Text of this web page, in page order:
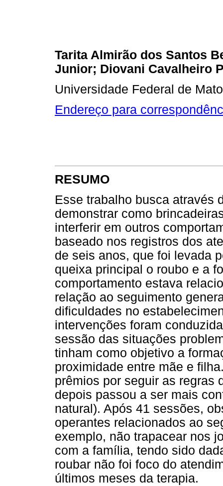
Tarita Almirão dos Santos
Junior; Diovani Cavalheiro
Universidade Federal de
Endereço para
RESUMO
Esse trabalho busca através
demonstrar como
interferir em outros
baseado nos registros dos
de seis anos, que foi levada
queixa principal o roubo e a
comportamento estava
relação ao seguimento
dificuldades no
intervenções foram
sessão das situações
tinham como objetivo a
proximidade entre mãe e
prêmios por seguir as regras
depois passou a ser mais
natural). Após 41 sessões,
operantes relacionados ao
exemplo, não trapacear nos
com a família, tendo sido
roubar não foi foco do
últimos meses da terapia.